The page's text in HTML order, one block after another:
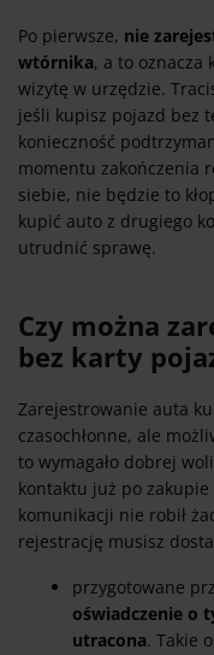
Po pierwsze, nie
wtórnika, a to oznacza
wizytę w urzędzie.
jeśli kupisz pojazd bez
konieczność
momentu zakończenia
siebie, nie będzie to
kupić auto z drugiego
utrudnić sprawę.
Czy można
bez karty
Zarejestrowanie auta
czasochłonne, ale
to wymagało dobrej
kontaktu już po
komunikacji nie robił
rejestrację musisz
przygotowane
oświadczenie o
utracona. Takie